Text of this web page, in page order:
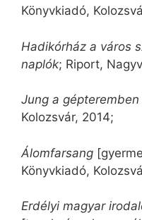
Könyvkiadó,
Hadikórház a város
naplók; Riport,
Jung a gépteremben
Kolozsvár, 2014;
Álomfarsang
Könyvkiadó,
Erdélyi magyar